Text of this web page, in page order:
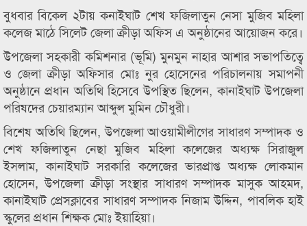
বুধবার বিকেল ২টায় কনাইঘাট শেখ ফজিলাতুন নেসা মুজিব মহিলা
কলেজ মাঠে সিলেট জেলা ক্রীড়া অফিস এ অনুষ্ঠানের আয়োজন করে।
উপজেলা সহকারী কমিশনার (ভূমি) মুনমুন নাহার আশার সভাপতিত্বে
ও জেলা ক্রীড়া অফিসার মোঃ নুর হোসেনের পরিচালনায় সমাপনী
অনুষ্ঠানে প্রধান অতিথি হিসেবে উপস্থিত ছিলেন, কানাইঘাট উপজেলা
পরিষদের চেয়ারম্যান আব্দুল মুমিন চৌধুরী।
বিশেষ অতিথি ছিলেন, উপজেলা আওয়ামীলীগের সাধারণ সম্পাদক ও
শেখ ফজিলাতুন নেছা মুজিব মহিলা কলেজের অধ্যক্ষ সিরাজুল
ইসলাম, কানাইঘাট সরকারি কলেজের ভারপ্রাপ্ত অধ্যক্ষ লোকমান
হোসেন, উপজেলা ক্রীড়া সংস্থার সাধারণ সম্পাদক মাসুক আহমদ,
কানাইঘাট প্রেসক্লাবের সাধারণ সম্পাদক নিজাম উদ্দিন, পাবলিক হাই
স্কুলের প্রধান শিক্ষক মোঃ ইয়াহিয়া।